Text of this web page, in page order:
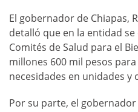
El gobernador de Chiapas,
detalló que en la entidad
Comités de Salud para el
millones 600 mil pesos
necesidades en unidades y
Por su parte, el gobernador